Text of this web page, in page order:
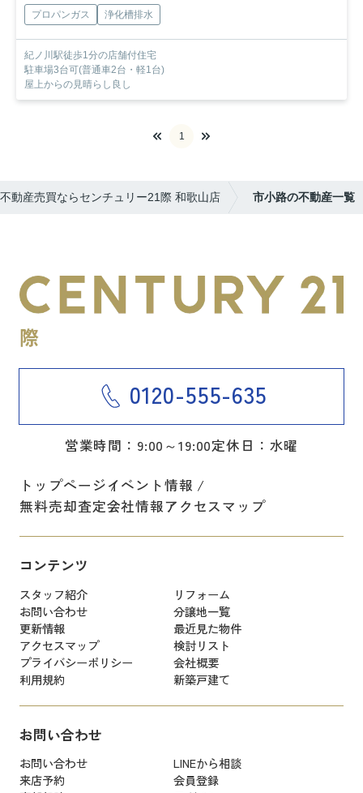
プロパンガス 浄化槽排水
紀ノ川駅徒歩1分の店舗付住宅
駐車場3台可(普通車2台・軽1台)
屋上からの見晴らし良し
1
動産売買ならセンチュリー21際 和歌山店 市小路の不動産一覧
0120-555-635
営業時間：9:00～19:00定休日：水曜
トップページイベント情報
無料売却査定会社情報アクセスマップ
コンテンツ
スタッフ紹介
リフォーム
お問い合わせ
分譲地一覧
更新情報
最近見た物件
アクセスマップ
検討リスト
プライバシーポリシー
会社概要
利用規約
新築戸建て
お問い合わせ
お問い合わせ
LINEから相談
来店予約
会員登録